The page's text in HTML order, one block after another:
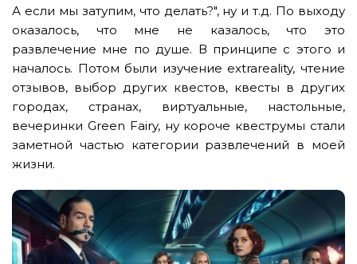
А если мы затупим, что делать?", ну и т.д. По выходу
оказалось, что мне не казалось, что это
развлечение мне по душе. В принципе с этого и
началось. Потом были изучение extrareality, чтение
отзывов, выбор других квестов, квесты в других
городах, странах, виртуальные, настольные,
вечеринки Green Fairy, ну короче квеструмы стали
заметной частью категории развлечений в моей
жизни.